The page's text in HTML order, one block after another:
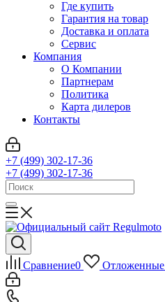
Где купить
Гарантия на товар
Доставка и оплата
Сервис
Компания
О Компании
Партнерам
Политика
Карта дилеров
Контакты
+7 (499) 302-17-36
+7 (499) 302-17-36
Сравнение0 Отложенные